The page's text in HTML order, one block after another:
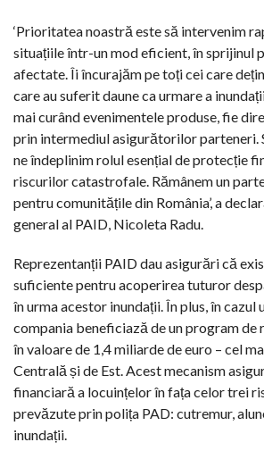
‘Prioritatea noastră este să intervenim
situațiile într-un mod eficient, în sprijinul
afectate. Îi încurajăm pe toți cei care
care au suferit daune ca urmare a
mai curând evenimentele produse, fie
prin intermediul asigurătorilor parteneri.
ne îndeplinim rolul esențial de protecție
riscurilor catastrofale. Rămânem un
pentru comunitățile din România’, a
general al PAID, Nicoleta Radu.
Reprezentanții PAID dau asigurări că
suficiente pentru acoperirea tuturor
în urma acestor inundații. În plus, în cazul
compania beneficiază de un program de
în valoare de 1,4 miliarde de euro – cel
Centrală și de Est. Acest mecanism
financiară a locuințelor în fața celor trei
prevăzute prin polița PAD: cutremur,
inundații.